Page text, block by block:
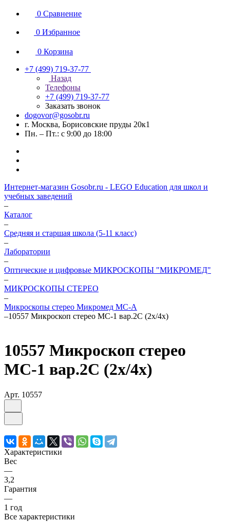
0 Сравнение
0 Избранное
0 Корзина
+7 (499) 719-37-77
Назад
Телефоны
+7 (499) 719-37-77
Заказать звонок
dogovor@gosobr.ru
г. Москва, Борисовские пруды 20к1
Пн. – Пт.: с 9:00 до 18:00
Интернет-магазин Gosobr.ru - LEGO Education для школ и
учебных заведений
–
Каталог
–
Средняя и старшая школа (5-11 класс)
–
Лаборатории
–
Оптические и цифровые МИКРОСКОПЫ "МИКРОМЕД"
–
МИКРОСКОПЫ СТЕРЕО
–
Микроскопы стерео Микромед MC-А
–10557 Микроскоп стерео МС-1 вар.2C (2х/4х)
10557 Микроскоп стерео
МС-1 вар.2C (2х/4х)
Арт. 10557
Характеристики
Вес
—
3,2
Гарантия
—
1 год
Все характеристики